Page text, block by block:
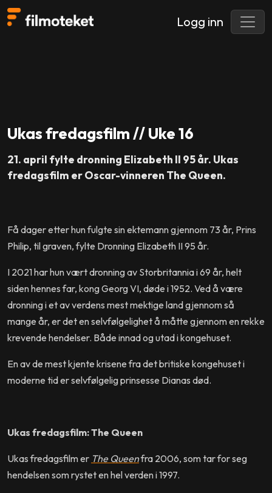
Logg inn
Ukas fredagsfilm // Uke 16
21. april fylte dronning Elizabeth II 95 år. Ukas
fredagsfilm er Oscar-vinneren The Queen.
Få dager etter hun fulgte sin ektemann gjennom 73 år, Prins
Philip, til graven, fylte Dronning Elizabeth II 95 år.
I 2021 har hun vært dronning av Storbritannia i 69 år, helt
siden hennes far, kong Georg VI, døde i 1952. Ved å være
dronning i et av verdens mest mektige land gjennom så
mange år, er det en selvfølgelighet å måtte gjennom en rekke
krevende hendelser. Både innad og utad i kongehuset.
En av de mest kjente krisene fra det britiske kongehuset i
moderne tid er selvfølgelig prinsesse Dianas død.
Ukas fredagsfilm: The Queen
Ukas fredagsfilm er The Queenfra 2006, som tar for seg
hendelsen som rystet en hel verden i 1997.